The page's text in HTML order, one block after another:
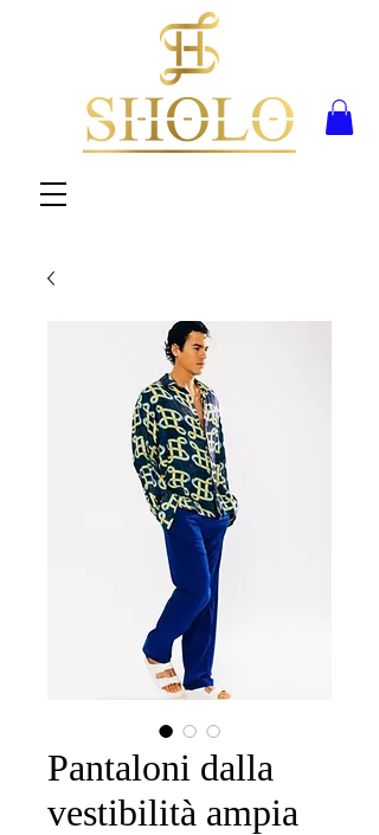
Pantaloni dalla
vestibilità ampia